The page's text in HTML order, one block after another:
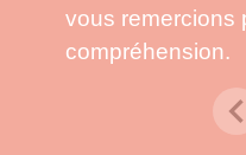
vous remercions
compréhension.